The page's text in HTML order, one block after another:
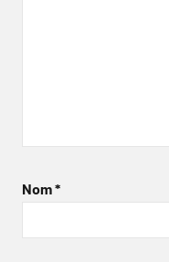
Nom*